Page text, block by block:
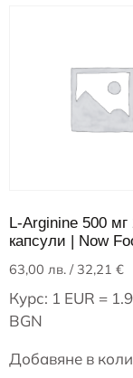
L-Arginine 500 мг
капсули | Now
63,00 лв. / 32,21 €
Курс: 1 EUR =
BGN
Добавяне в